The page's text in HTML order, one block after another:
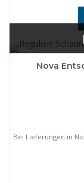
Nova
Bei Lieferungen in